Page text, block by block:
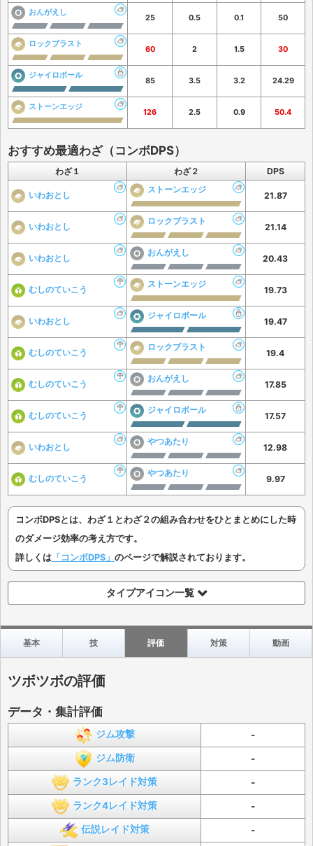
おんがえし
25 0.5 0.1 50
ロックブラスト
60 2 1.5 30
ジャイロボール
85 3.5 3.2 24.29
ストーンエッジ
126 2.5 0.9 50.4
おすすめ最適わざ（コンボDPS）
わざ１ わざ２ DPS
いわおとし
ストーンエッジ
21.87
いわおとし
ロックブラスト
21.14
いわおとし
おんがえし
20.43
むしのていこう
ストーンエッジ
19.73
いわおとし
ジャイロボール
19.47
むしのていこう
ロックブラスト
19.4
むしのていこう
おんがえし
17.85
むしのていこう
ジャイロボール
17.57
いわおとし
やつあたり
12.98
むしのていこう
やつあたり
9.97
コンボDPSとは、わざ１とわざ２の組み合わせをひとまとめにした時
のダメージ効率の考え方です。
詳しくは 「コンボDPS」 のページで解説されております。
タイプアイコン一覧
基本 技 評価 対策 動画
ツボツボの評価
データ・集計評価
ジム攻撃 -
ジム防衛 -
ランク3レイド対策 -
ランク4レイド対策 -
伝説レイド対策 -